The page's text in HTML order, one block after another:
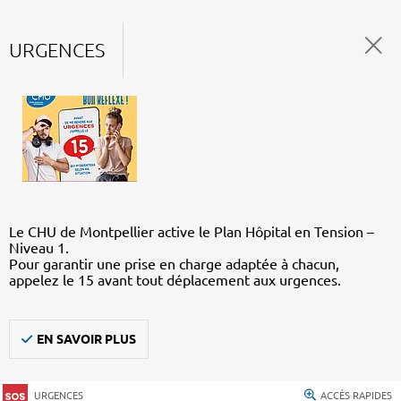
URGENCES
Le CHU de Montpellier active le Plan Hôpital en Tension –
Niveau 1.
Pour garantir une prise en charge adaptée à chacun,
appelez le 15 avant tout déplacement aux urgences.
EN SAVOIR PLUS
URGENCES ACCÈS RAPIDES